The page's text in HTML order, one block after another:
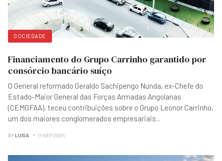
SOCIEDADE
Financiamento do Grupo Carrinho garantido por
consórcio bancário suíço
O General reformado Geraldo Sachipengo Nunda, ex-Chefe do
Estado-Maior General das Forças Armadas Angolanas
(CEMGFAA), teceu contribuições sobre o Grupo Leonor Carrinho,
um dos maiores conglomerados empresariais
BY LUISA 11-SET-2024